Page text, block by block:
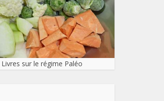
Livres sur le régime Paléo